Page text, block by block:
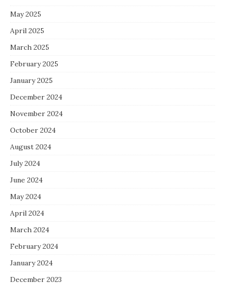
May 2025
April 2025
March 2025
February 2025
January 2025
December 2024
November 2024
October 2024
August 2024
July 2024
June 2024
May 2024
April 2024
March 2024
February 2024
January 2024
December 2023